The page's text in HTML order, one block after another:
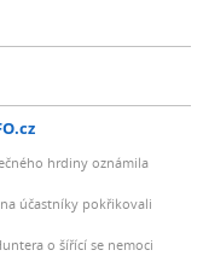
hrdiny oznámila
účastníky pokřikovali
o šířící se nemoci